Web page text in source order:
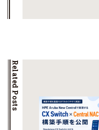
Related Posts